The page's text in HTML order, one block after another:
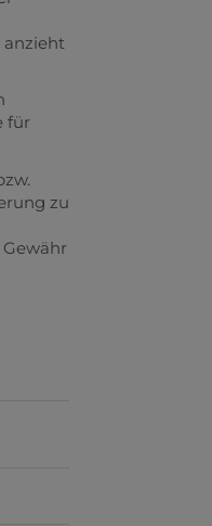
anzieht
für
zu